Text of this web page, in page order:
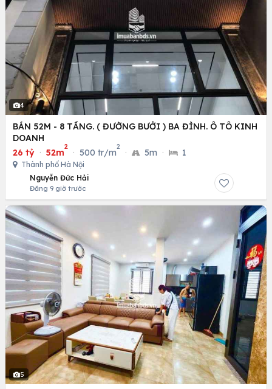
4
BÁN 52M - 8 TẦNG. ( ĐƯỜNG BƯỞI ) BA ĐÌNH. Ô TÔ KINH
DOANH
26 tỷ · 52m
2
· 500 tr/m
2
· 5m · 1
Thành phố Hà Nội
Nguyễn Đức Hải
Đăng 9 giờ trước
5